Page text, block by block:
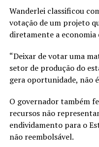
Wanderlei classificou
votação de um projeto
diretamente a economia
“Deixar de votar uma
setor de produção do
gera oportunidade, não
O governador também
recursos não
endividamento para o
não reembolsável.